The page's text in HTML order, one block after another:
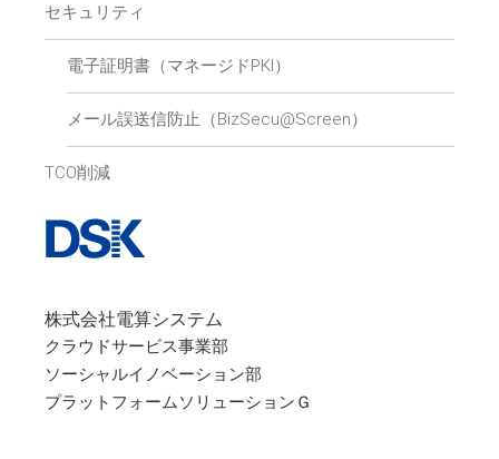
セキュリティ
電子証明書（マネージドPKI）
メール誤送信防止（BizSecu@Screen）
TCO削減
株式会社電算システム
クラウドサービス事業部
ソーシャルイノベーション部
プラットフォームソリューションＧ